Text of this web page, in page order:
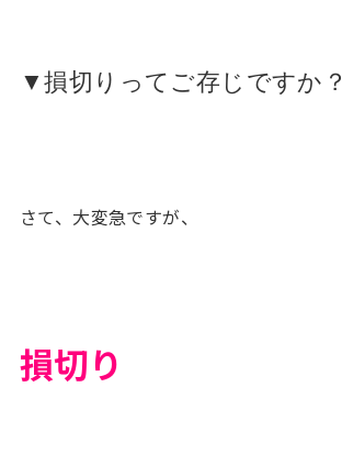
▼損切りってご存じですか？
さて、大変急ですが、
損切り